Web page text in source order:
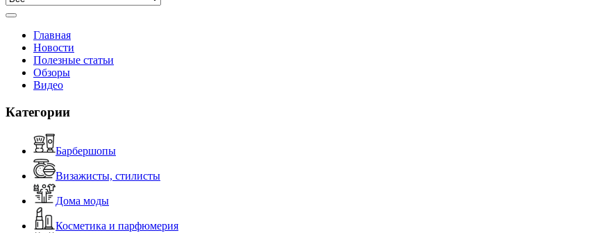
Главная
Новости
Полезные статьи
Обзоры
Видео
Категории
Барбершопы
Визажисты, стилисты
Дома моды
Косметика и парфюмерия